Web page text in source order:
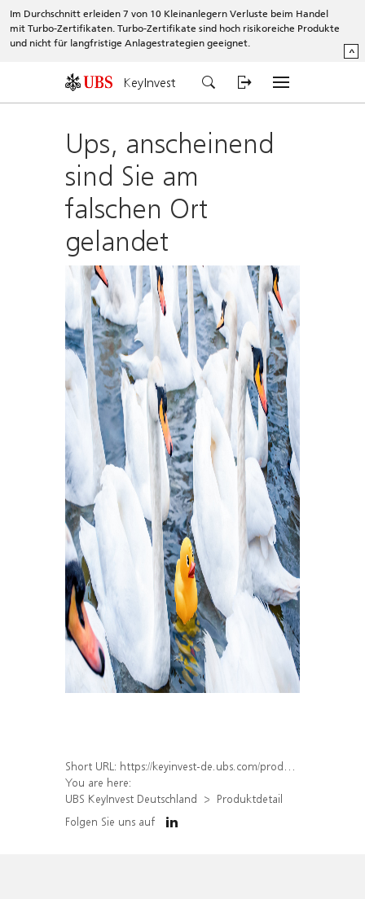
Im Durchschnitt erleiden 7 von 10 Kleinanlegern Verluste beim Handel
mit Turbo-Zertifikaten. Turbo-Zertifikate sind hoch risikoreiche Produkte
und nicht für langfristige Anlagestrategien geeignet.
^
KeyInvest
Ups, anscheinend
sind Sie am
falschen Ort
gelandet
Short URL: https://keyinvest-de.ubs.com/produkt/detail/index/isin/DE000WA6PK28
You are here:
UBS KeyInvest Deutschland
Produktdetail
Folgen Sie uns auf